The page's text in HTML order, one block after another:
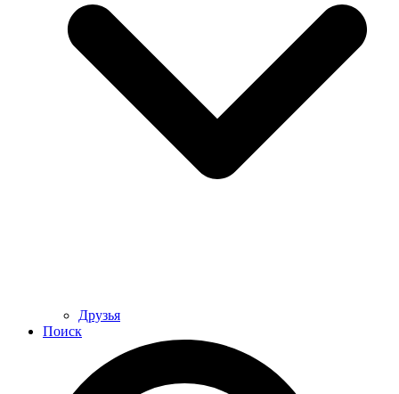
Друзья
Поиск